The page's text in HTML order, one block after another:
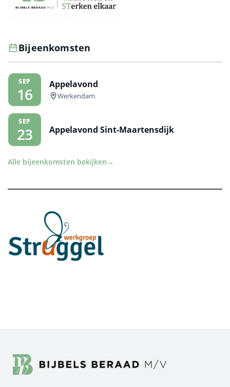
Bijeenkomsten
SEP
16
Appelavond
Werkendam
SEP
23 Appelavond Sint-Maartensdijk
Alle bijeenkomsten bekijken →